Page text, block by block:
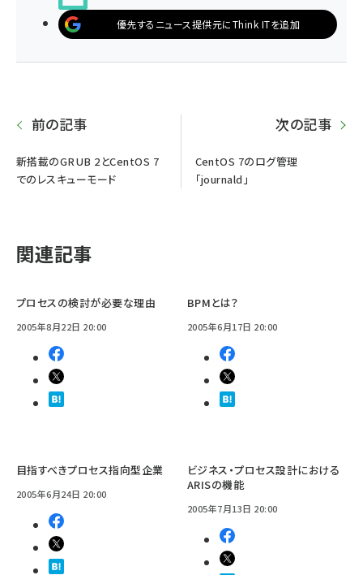
優先するニュース提供元にThink ITを追加
前の記事
新搭載のGRUB 2とCentOS 7
でのレスキューモード
次の記事
CentOS 7のログ管理
「journald」
関連記事
プロセスの検討が必要な理由
2005年8月22日 20:00
BPMとは？
2005年6月17日 20:00
目指すべきプロセス指向型企業
2005年6月24日 20:00
ビジネス・プロセス設計における
ARISの機能
2005年7月13日 20:00